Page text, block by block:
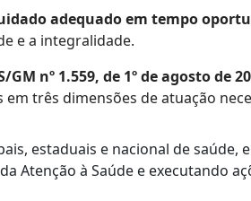
adequado em tempo
e a integralidade.
GM nº 1.559, de 1º de agosto de
em três dimensões de atuação
estaduais e nacional de
Atenção à Saúde e executando